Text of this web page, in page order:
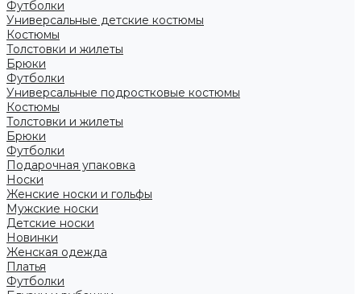
Футболки
Универсальные детские костюмы
Костюмы
Толстовки и жилеты
Брюки
Футболки
Универсальные подростковые костюмы
Костюмы
Толстовки и жилеты
Брюки
Футболки
Подарочная упаковка
Носки
Женские носки и гольфы
Мужские носки
Детские носки
Новинки
Женская одежда
Платья
Футболки